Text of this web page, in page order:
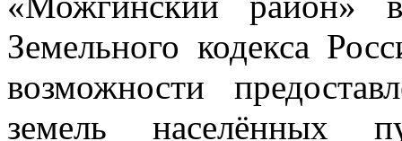
Земельного кодекса
возможности
земель населённых